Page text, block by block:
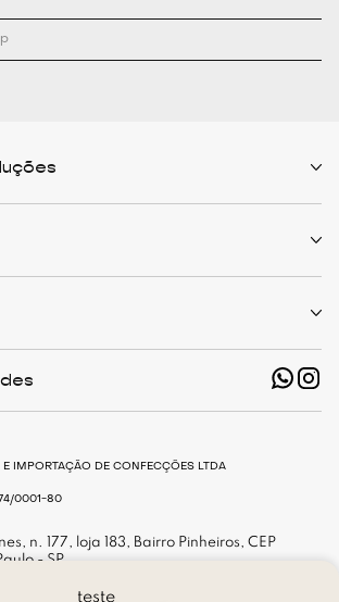
teste
IMPORTAÇÃO DE CONFECÇÕES LTDA
0001-80
n. 177, loja 183, Bairro Pinheiros, CEP
- SP